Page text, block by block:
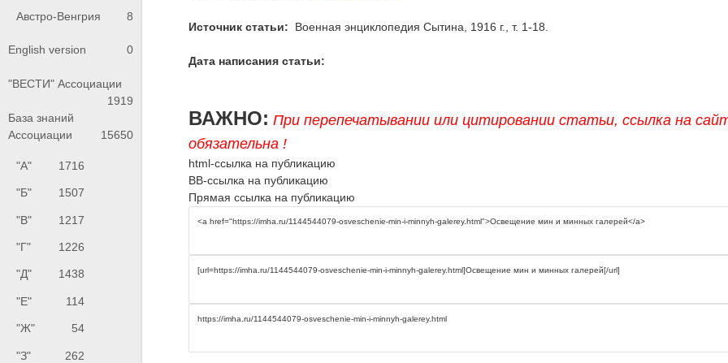
Австро-Венгрия 8
English version 0
"ВЕСТИ" Ассоциации
1919
База знаний
Ассоциации
15650
"А" 1716
"Б" 1507
"В" 1217
"Г" 1226
"Д" 1438
"Е" 114
"Ж" 54
"З" 262
Источник статьи: Военная энциклопедия Сытина, 1916 г., т. 1-18.
Дата написания статьи:
ВАЖНО: При перепечатывании или цитировании статьи, ссылка на
обязательна !
html-ссылка на публикацию
BB-ссылка на публикацию
Прямая ссылка на публикацию